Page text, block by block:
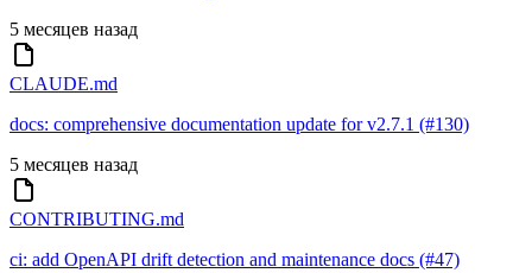
5 месяцев назад
CLAUDE.md
docs: comprehensive documentation update for v2.7.1 (#130)
5 месяцев назад
CONTRIBUTING.md
ci: add OpenAPI drift detection and maintenance docs (#47)